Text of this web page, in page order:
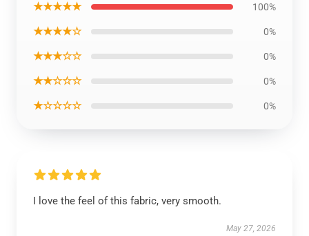
★★★★★ 100%
★★★★☆ 0%
★★★☆☆ 0%
★★☆☆☆ 0%
★☆☆☆☆ 0%
I love the feel of this fabric, very smooth.
May 27, 2026